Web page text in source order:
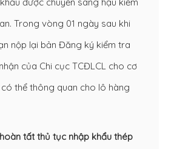
Trong vòng 01 ngày sau khi
nộp lại bản Đăng ký kiểm tra
của Chi cục TCĐLCL cho cơ
thể thông quan cho lô hàng
tất thủ tục nhập khẩu thép